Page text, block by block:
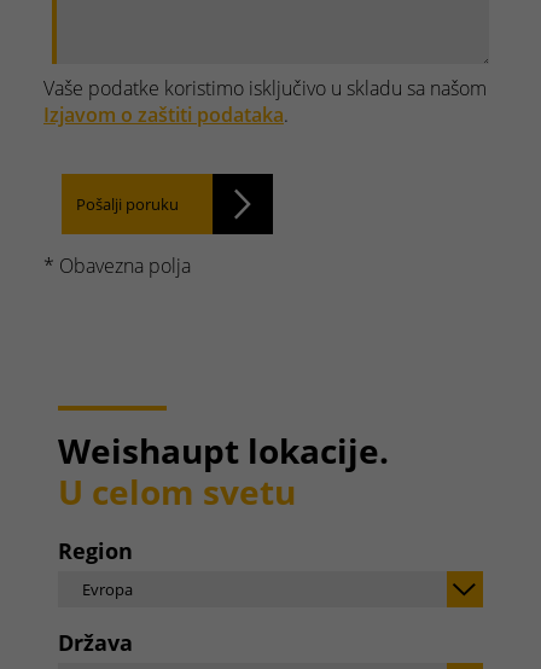
Vaše podatke koristimo isključivo u skladu sa našom
Izjavom o zaštiti podataka.
Pošalji poruku
* Obavezna polja
Weishaupt lokacije.
U celom svetu
Region
Evropa
Država